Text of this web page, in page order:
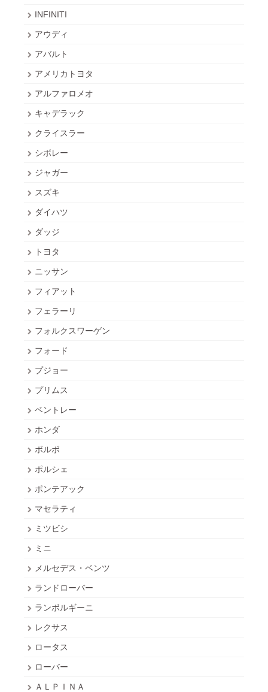
INFINITI
アウディ
アバルト
アメリカトヨタ
アルファロメオ
キャデラック
クライスラー
シボレー
ジャガー
スズキ
ダイハツ
ダッジ
トヨタ
ニッサン
フィアット
フェラーリ
フォルクスワーゲン
フォード
プジョー
プリムス
ベントレー
ホンダ
ボルボ
ポルシェ
ポンテアック
マセラティ
ミツビシ
ミニ
メルセデス・ベンツ
ランドローバー
ランボルギーニ
レクサス
ロータス
ローバー
ＡＬＰＩＮＡ